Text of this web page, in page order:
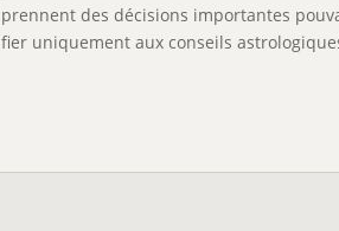
prennent des décisions importantes
fier uniquement aux conseils